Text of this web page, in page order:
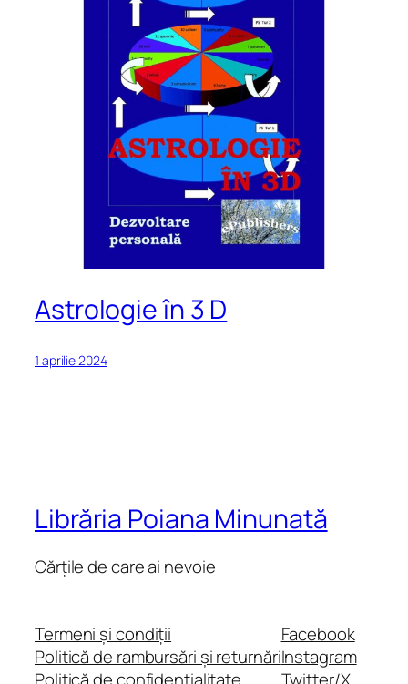
Astrologie în 3 D
1 aprilie 2024
Librăria Poiana Minunată
Cărțile de care ai nevoie
Termeni și condiții
Politică de rambursări și returnări
Politică de confidențialitate
Facebook
Instagram
Twitter/X